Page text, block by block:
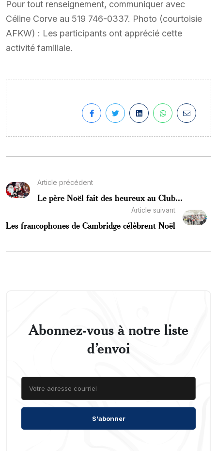
Pour tout renseignement, communiquer avec
Céline Corve au 519 746-0337. Photo (courtoisie
AFKW) : Les participants ont apprécié cette
activité familiale.
Article précédent
Le père Noël fait des heureux au Club...
Article suivant
Les francophones de Cambridge célèbrent Noël
Abonnez-vous à notre liste
d’envoi